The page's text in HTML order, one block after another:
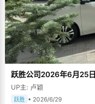
跃胜公司2026年6月25日
UP主: 卢颖
跃胜 • 2026/6/29